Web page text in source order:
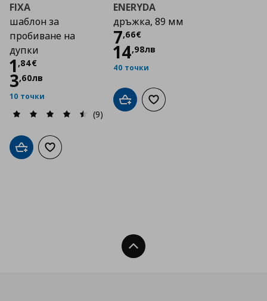
FIXA
шаблон за
пробиване на
дупки
1 ,84€
Цена
3,60лв
10 точки
(9)
Добави в кошницата
Добави към списъка с любими
ENERYDA
дръжка, 89 мм
7,66€
Цена
14,98лв
40 точки
Добави в кошницата
Добави към списъка с
Нагоре